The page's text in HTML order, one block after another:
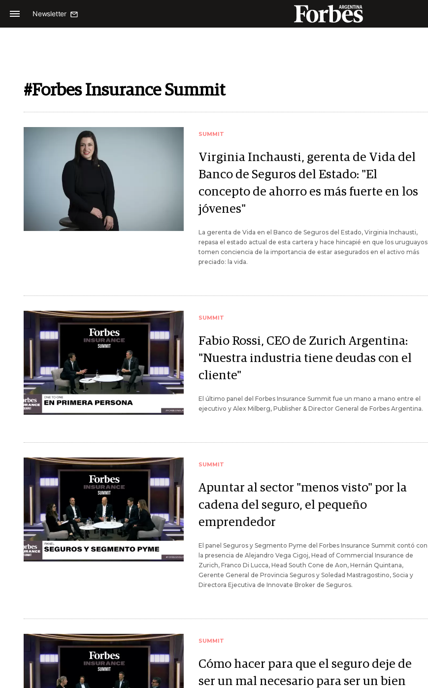
Newsletter
#Forbes Insurance Summit
SUMMIT
Virginia Inchausti, gerenta de Vida del
Banco de Seguros del Estado: "El
concepto de ahorro es más fuerte en los
jóvenes"
La gerenta de Vida en el Banco de Seguros del Estado, Virginia Inchausti,
repasa el estado actual de esta cartera y hace hincapié en que los uruguayos
tomen conciencia de la importancia de estar asegurados en el activo más
preciado: la vida.
SUMMIT
Fabio Rossi, CEO de Zurich Argentina:
"Nuestra industria tiene deudas con el
cliente"
El último panel del Forbes Insurance Summit fue un mano a mano entre el
ejecutivo y Alex Milberg, Publisher & Director General de Forbes Argentina.
SUMMIT
Apuntar al sector "menos visto" por la
cadena del seguro, el pequeño
emprendedor
El panel Seguros y Segmento Pyme del Forbes Insurance Summit contó con
la presencia de Alejandro Vega Cigoj, Head of Commercial Insurance de
Zurich, Franco Di Lucca, Head South Cone de Aon, Hernán Quintana,
Gerente General de Provincia Seguros y Soledad Mastragostino, Socia y
Directora Ejecutiva de Innovate Broker de Seguros.
SUMMIT
Cómo hacer para que el seguro deje de
ser un mal necesario para ser un bien